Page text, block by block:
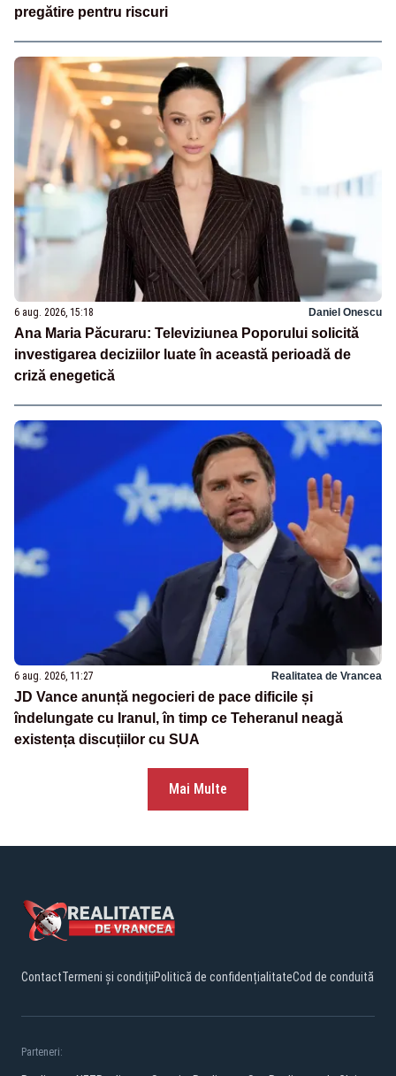
pregătire pentru riscuri
6 aug. 2026, 15:18 Daniel Onescu
Ana Maria Păcuraru: Televiziunea Poporului solicită
investigarea deciziilor luate în această perioadă de
criză enegetică
6 aug. 2026, 11:27 Realitatea de Vrancea
JD Vance anunță negocieri de pace dificile și
îndelungate cu Iranul, în timp ce Teheranul neagă
existența discuțiilor cu SUA
Mai Multe
ContactTermeni și condițiiPolitică de confidențialitateCod de conduită
Parteneri: